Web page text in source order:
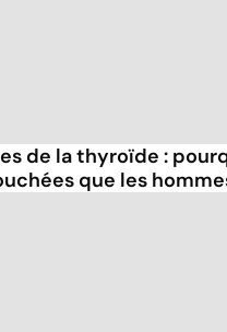
de la thyroïde :
que les